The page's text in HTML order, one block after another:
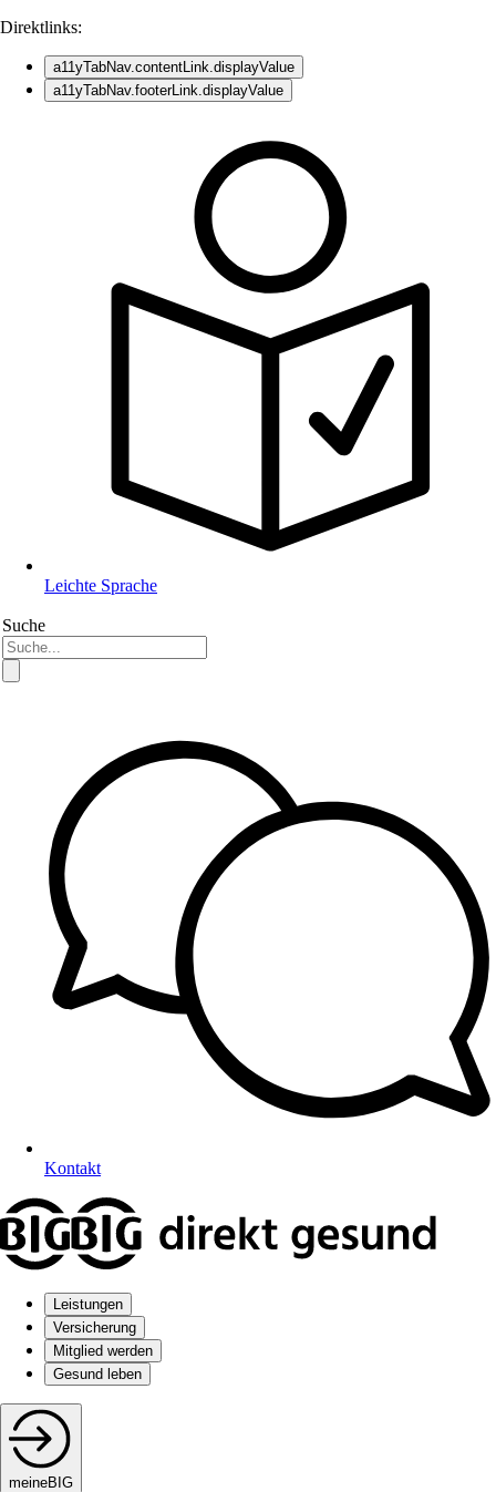
Direktlinks:
a11yTabNav.contentLink.displayValue
a11yTabNav.footerLink.displayValue
Leichte Sprache
Suche
Kontakt
Leistungen
Versicherung
Mitglied werden
Gesund leben
meineBIG